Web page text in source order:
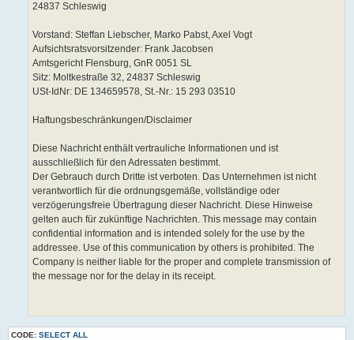
24837 Schleswig
Vorstand: Steffan Liebscher, Marko Pabst, Axel Vogt
Aufsichtsratsvorsitzender: Frank Jacobsen
Amtsgericht Flensburg, GnR 0051 SL
Sitz: Moltkestraße 32, 24837 Schleswig
USt-IdNr: DE 134659578, St.-Nr.: 15 293 03510
Haftungsbeschränkungen/Disclaimer
Diese Nachricht enthält vertrauliche Informationen und ist
ausschließlich für den Adressaten bestimmt.
Der Gebrauch durch Dritte ist verboten. Das Unternehmen ist nicht
verantwortlich für die ordnungsgemäße, vollständige oder
verzögerungsfreie Übertragung dieser Nachricht. Diese Hinweise
gelten auch für zukünftige Nachrichten. This message may contain
confidential information and is intended solely for the use by the
addressee. Use of this communication by others is prohibited. The
Company is neither liable for the proper and complete transmission of
the message nor for the delay in its receipt.
CODE: SELECT ALL